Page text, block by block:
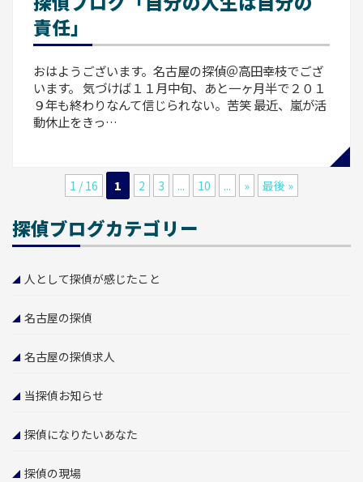
責任」
おはようございます。名古屋の探偵＠高田幸枝でござ
います。 気づけば１１月中旬、あと一ヶ月半で２０１
９年も終わりなんて信じられない。苦笑 最近、嵐が活
動休止をきっ…
1 / 16 1 2 3 ... 10 ... » 最後 »
探偵ブログカテゴリー
人として探偵が感じたこと
名古屋の探偵
名古屋の探偵求人
当探偵お知らせ
探偵になりたいあなた
探偵の現場